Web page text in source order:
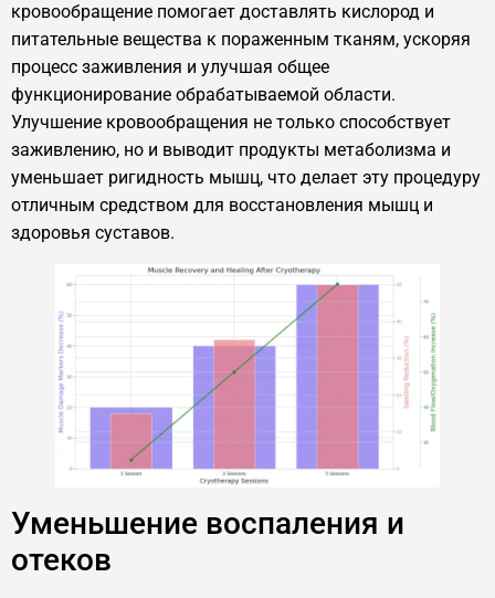
кровообращение помогает доставлять кислород и
питательные вещества к пораженным тканям, ускоряя
процесс заживления и улучшая общее
функционирование обрабатываемой области.
Улучшение кровообращения не только способствует
заживлению, но и выводит продукты метаболизма и
уменьшает ригидность мышц, что делает эту процедуру
отличным средством для восстановления мышц и
здоровья суставов.
Уменьшение воспаления и
отеков